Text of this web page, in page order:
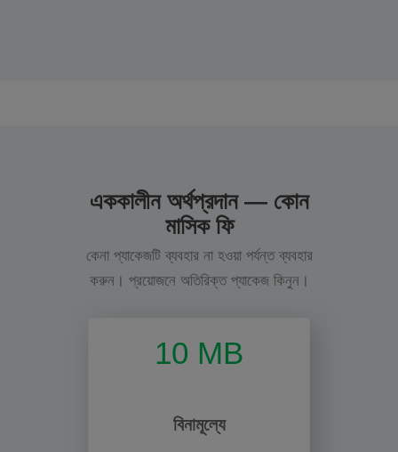
এককালীন অর্থপ্রদান — কোন
মাসিক ফি
কেনা প্যাকেজটি ব্যবহার না হওয়া পর্যন্ত ব্যবহার
করুন। প্রয়োজনে অতিরিক্ত প্যাকেজ কিনুন।
10 MB
বিনামূল্যে